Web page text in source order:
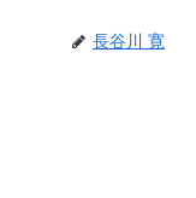
長谷川 寛